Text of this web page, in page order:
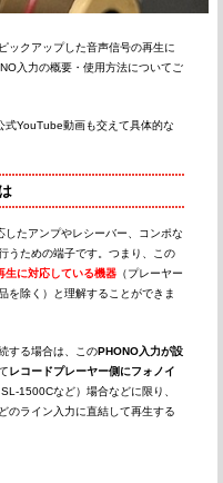
ックアップした音声信号の再生に
入力の概要・使用方法についてご
式YouTube動画も交えて具体的な
したアンプやレシーバー、コンポな
うための端子です。つまり、この
生に対応している機器 （プレーヤー
を除く）と理解することができま
する場合は、このPHONO入力が設
レコードプレーヤー側にフォノイ
SL-1500Cなど）場合などに限り、
のライン入力に直結して再生する